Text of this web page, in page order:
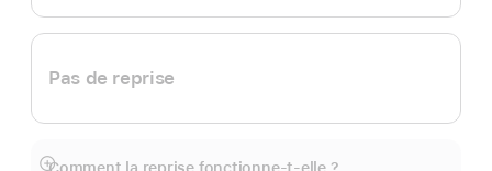
Pas de reprise